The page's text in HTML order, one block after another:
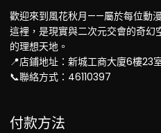
歡迎來到風花秋月——屬於每位動
這裡，是現實與二次元交會的奇
的理想天地。
📍店鋪地址：新城工商大廈6樓23
📞聯絡方式：46110397
付款方法